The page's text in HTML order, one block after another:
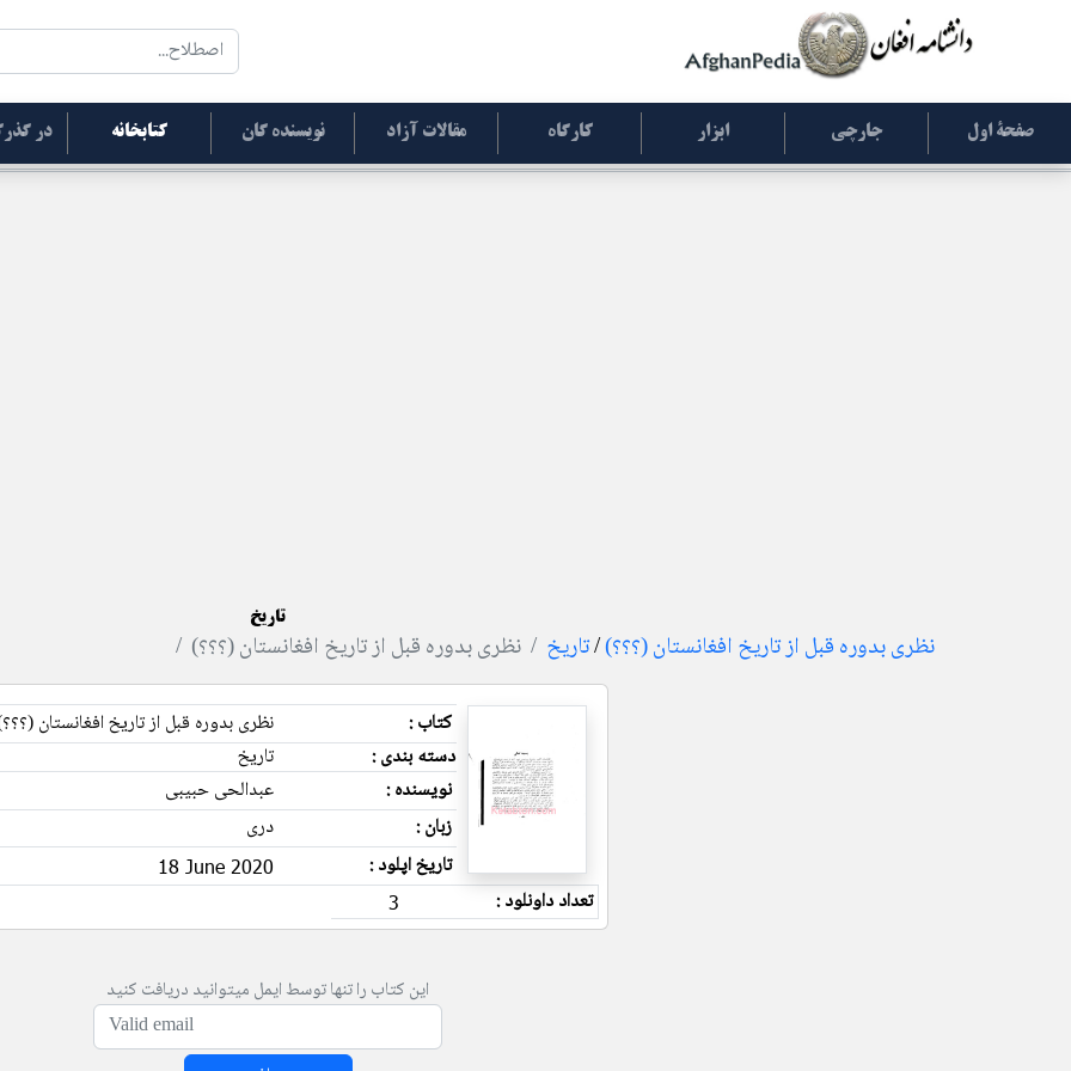
صفحۀ اول جارچی ابزار کارگاه مقالات آزاد نویسنده گان کتابخانه در
تاریخ
نظری بدوره قبل از تاریخ افغانستان (؟؟؟)/تاریخ نظری بدوره قبل از تاریخ افغانستان (؟؟؟)
کتاب :
نظری بدوره قبل از تاریخ افغانستان
دسته بندی :
تاریخ
نویسنده :
عبدالحی حبیبی
زبان :
دری
تاریخ اپلود :
18 June 2020
تعداد داونلود : 3
این کتاب را تنها توسط ایمل میتوانید دریافت کنید